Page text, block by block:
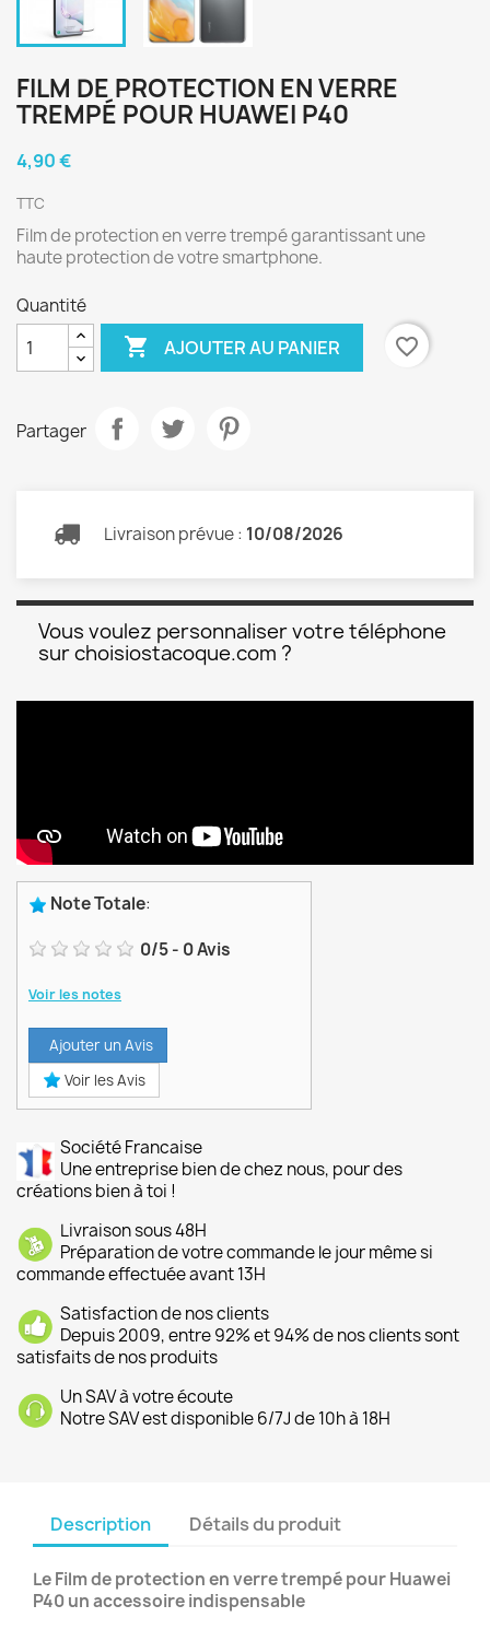
FILM DE PROTECTION EN VERRE
TREMPÉ POUR HUAWEI P40
4,90 €
TTC
Film de protection en verre trempé garantissant une
haute protection de votre smartphone.
Quantité
 AJOUTER AU PANIER favorite_border
Partager
Livraison prévue : 10/08/2026
Vous voulez personnaliser votre téléphone
sur choisiostacoque.com ?
Note Totale:
0/5- 0Avis
Voir les notes
Ajouter un Avis
Voir les Avis
Société Francaise
Une entreprise bien de chez nous, pour des
créations bien à toi !
Livraison sous 48H
Préparation de votre commande le jour même si
commande effectuée avant 13H
Satisfaction de nos clients
Depuis 2009, entre 92% et 94% de nos clients sont
satisfaits de nos produits
Un SAV à votre écoute
Notre SAV est disponible 6/7J de 10h à 18H
Description Détails du produit
Le Film de protection en verre trempé pour Huawei
P40 un accessoire indispensable